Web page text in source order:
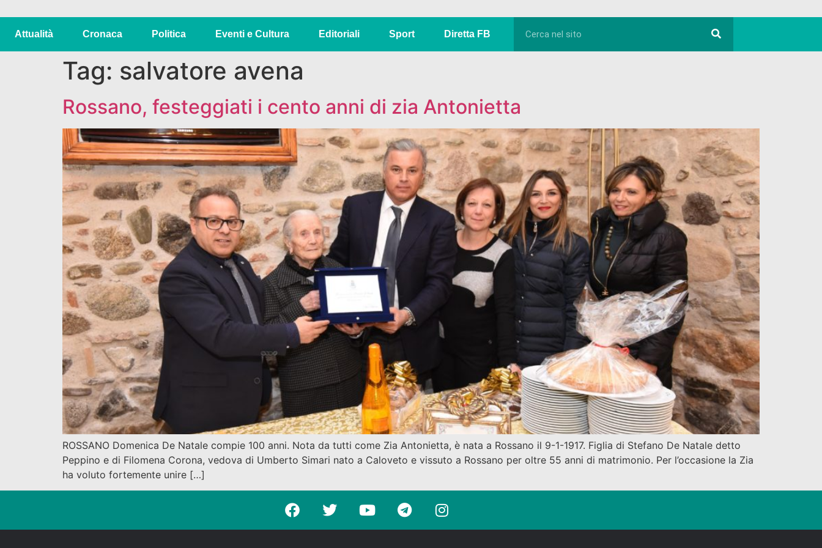
Attualità Cronaca Politica Eventi e Cultura Editoriali Sport Diretta FB
Tag: salvatore avena
Rossano, festeggiati i cento anni di zia Antonietta
ROSSANO Domenica De Natale compie 100 anni. Nota da tutti come Zia Antonietta, è nata a Rossano il 9-1-1917. Figlia di Stefano De Natale detto
Peppino e di Filomena Corona, vedova di Umberto Simari nato a Caloveto e vissuto a Rossano per oltre 55 anni di matrimonio. Per l’occasione la Zia
ha voluto fortemente unire […]